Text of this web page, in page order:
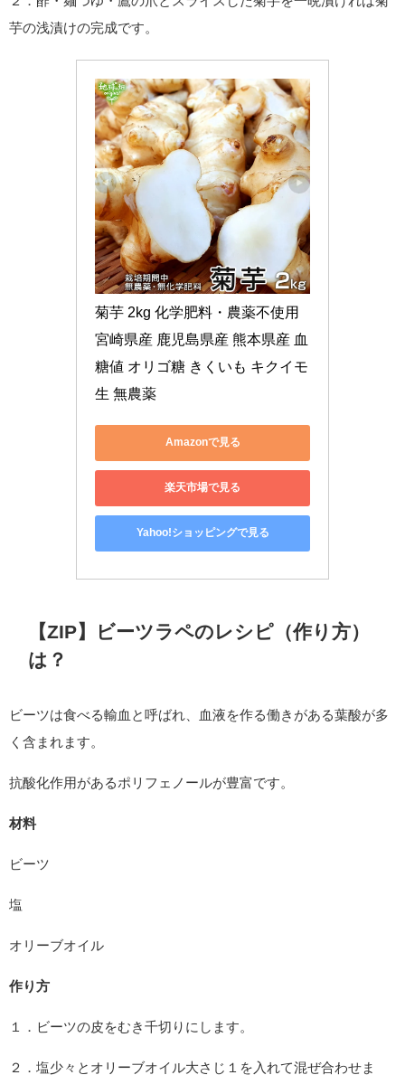
芋の浅漬けの完成です。
菊芋 2kg 化学肥料・農薬不使用
宮崎県産 鹿児島県産 熊本県産 血
糖値 オリゴ糖 きくいも キクイモ
生 無農薬
Amazonで見る
楽天市場で見る
Yahoo!ショッピングで見る
【ZIP】ビーツラペのレシピ（作り方）
は？
ビーツは食べる輸血と呼ばれ、血液を作る働きがある葉酸が多
く含まれます。
抗酸化作用があるポリフェノールが豊富です。
材料
ビーツ
塩
オリーブオイル
作り方
１．ビーツの皮をむき千切りにします。
２．塩少々とオリーブオイル大さじ１を入れて混ぜ合わせま